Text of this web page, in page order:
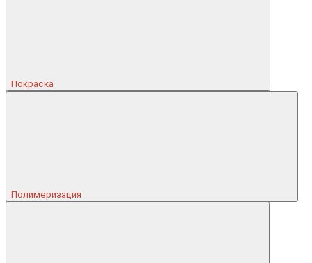
Покраска
Полимеризация